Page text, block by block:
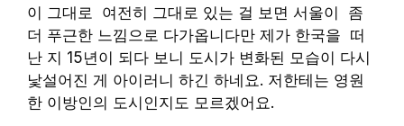
이 그대로 여전히 그대로 있는 걸 보면 서울이 좀
더 푸근한 느낌으로 다가옵니다만 제가 한국을 떠
난 지 15년이 되다 보니 도시가 변화된 모습이 다시
낯설어진 게 아이러니 하긴 하네요. 저한테는 영원
한 이방인의 도시인지도 모르겠어요.